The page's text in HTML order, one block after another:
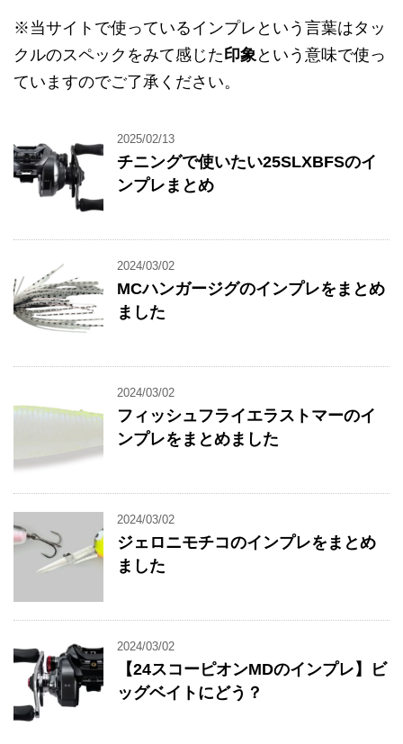
※当サイトで使っているインプレという言葉はタッ
クルのスペックをみて感じた印象 という意味で使っ
ていますのでご了承ください。
2025/02/13
チニングで使いたい25SLXBFSのイ
ンプレまとめ
2024/03/02
MCハンガージグのインプレをまとめ
ました
2024/03/02
フィッシュフライエラストマーのイ
ンプレをまとめました
2024/03/02
ジェロニモチコのインプレをまとめ
ました
2024/03/02
【24スコーピオンMDのインプレ】ビ
ッグベイトにどう？